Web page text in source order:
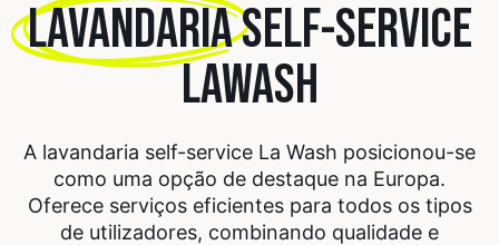
LAVANDARIASELF-SERVICE
LAWASH
A lavandaria self-service La Wash posicionou-se
como uma opção de destaque na Europa.
Oferece serviços eficientes para todos os tipos
de utilizadores, combinando qualidade e